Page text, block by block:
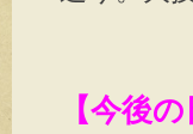
【今後の